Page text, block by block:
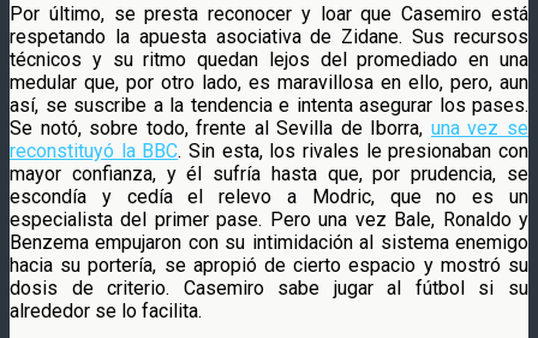
Por último, se presta reconocer y loar que Casemiro está
respetando la apuesta asociativa de Zidane. Sus recursos
técnicos y su ritmo quedan lejos del promediado en una
medular que, por otro lado, es maravillosa en ello, pero, aun
así, se suscribe a la tendencia e intenta asegurar los pases.
Se notó, sobre todo, frente al Sevilla de Iborra, una vez se
reconstituyó la BBC. Sin esta, los rivales le presionaban con
mayor confianza, y él sufría hasta que, por prudencia, se
escondía y cedía el relevo a Modric, que no es un
especialista del primer pase. Pero una vez Bale, Ronaldo y
Benzema empujaron con su intimidación al sistema enemigo
hacia su portería, se apropió de cierto espacio y mostró su
dosis de criterio. Casemiro sabe jugar al fútbol si su
alrededor se lo facilita.